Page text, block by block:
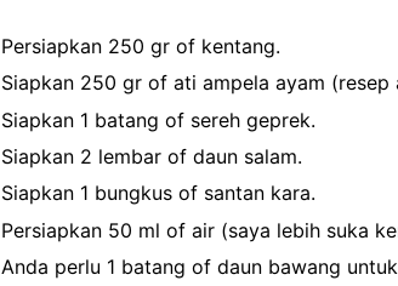
Persiapkan 250 gr of kentang.
Siapkan 250 gr of ati ampela ayam
Siapkan 1 batang of sereh geprek.
Siapkan 2 lembar of daun salam.
Siapkan 1 bungkus of santan kara.
Persiapkan 50 ml of air (saya lebih suka
Anda perlu 1 batang of daun bawang